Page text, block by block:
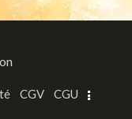
CGV CGU